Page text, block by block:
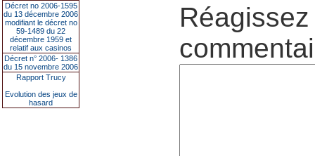
Décret no 2006-1595
du 13 décembre 2006
modifiant le décret no
59-1489 du 22
décembre 1959 et
relatif aux casinos
Décret n° 2006- 1386
du 15 novembre 2006
Rapport Trucy
Evolution des jeux de
hasard